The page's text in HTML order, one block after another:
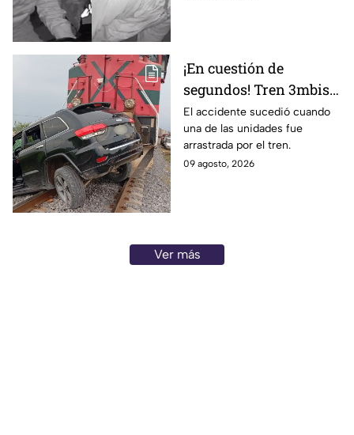
¡En cuestión de
segundos! Tren 3mbiste
una camioneta en
Guanajuato; este fue el
saldo de las víct1mas
El accidente sucedió cuando
una de las unidades fue
arrastrada por el tren.
09 agosto, 2026
Ver más